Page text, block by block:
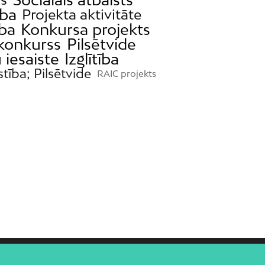
Projekta aktivitāte
Konkursa projekts
Pilsētvide
iesaiste Izglītība
Pilsētvide RAIC projekts